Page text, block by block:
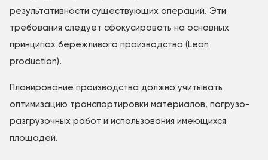
результативности существующих операций. Эти
требования следует сфокусировать на основных
принципах бережливого производства (Lean
production).
Планирование производства должно учитывать
оптимизацию транспортировки материалов, погрузо-
разгрузочных работ и использования имеющихся
площадей.